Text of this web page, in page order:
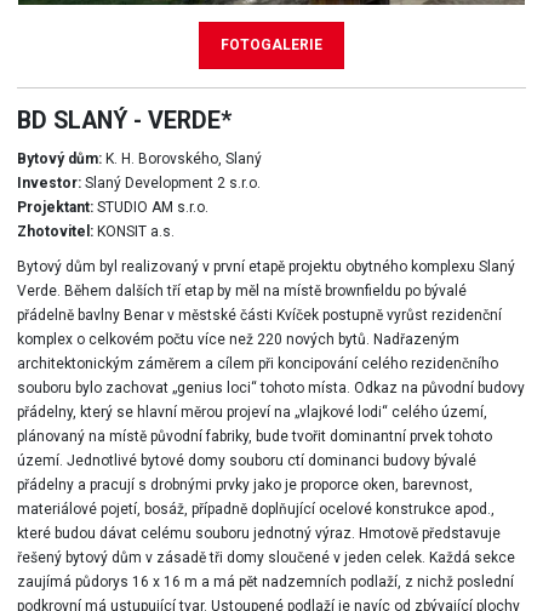
FOTOGALERIE
BD SLANÝ - VERDE*
Bytový dům:K. H. Borovského, Slaný
Investor:Slaný Development 2 s.r.o.
Projektant:STUDIO AM s.r.o.
Zhotovitel:KONSIT a.s.
Bytový dům byl realizovaný v první etapě projektu obytného komplexu Slaný
Verde. Během dalších tří etap by měl na místě brownfieldu po bývalé
přádelně bavlny Benar v městské části Kvíček postupně vyrůst rezidenční
komplex o celkovém počtu více než 220 nových bytů. Nadřazeným
architektonickým záměrem a cílem při koncipování celého rezidenčního
souboru bylo zachovat „genius loci“ tohoto místa. Odkaz na původní budovy
přádelny, který se hlavní měrou projeví na „vlajkové lodi“ celého území,
plánovaný na místě původní fabriky, bude tvořit dominantní prvek tohoto
území. Jednotlivé bytové domy souboru ctí dominanci budovy bývalé
přádelny a pracují s drobnými prvky jako je proporce oken, barevnost,
materiálové pojetí, bosáž, případně doplňující ocelové konstrukce apod.,
které budou dávat celému souboru jednotný výraz. Hmotově představuje
řešený bytový dům v zásadě tři domy sloučené v jeden celek. Každá sekce
zaujímá půdorys 16 x 16 m a má pět nadzemních podlaží, z nichž poslední
podkrovní má ustupující tvar. Ustoupené podlaží je navíc od zbývající plochy